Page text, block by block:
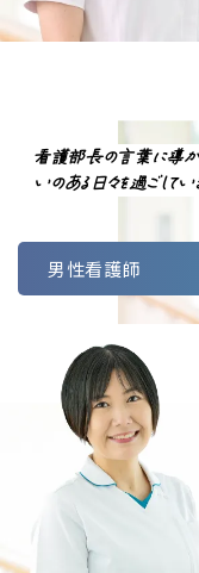
看護部長の言葉に導か
いのある日々を過ごしてい
男性看護師